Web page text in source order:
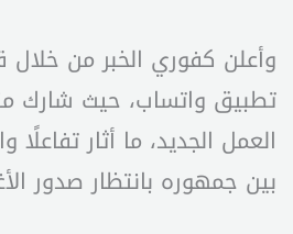
وأعلن كفوري الخبر من خلال
تطبيق واتساب، حيث شارك
العمل الجديد، ما أثار
بين جمهوره بانتظار صدور